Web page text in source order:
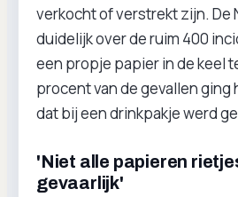
verkocht of verstrekt zijn. De
duidelijk over de ruim 400
een propje papier in de keel
procent van de gevallen ging
dat bij een drinkpakje werd
'Niet alle papieren
gevaarlijk'